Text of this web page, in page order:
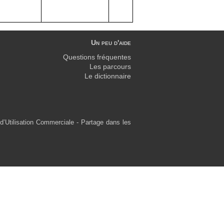
Un peu d'aide
Questions fréquentes
Les parcours
Le dictionnaire
Commerciale - Partage dans les